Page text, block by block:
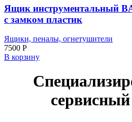
Ящик инструментальный
с замком пластик
Ящики, пеналы, огнетушители
7500 Р
В корзину